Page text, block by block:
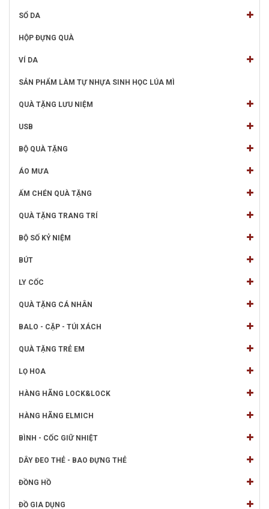
SỔ DA
HỘP ĐỰNG QUÀ
VÍ DA
SẢN PHẨM LÀM TỰ NHỰA SINH HỌC LÚA MÌ
QUÀ TẶNG LƯU NIỆM
USB
BỘ QUÀ TẶNG
ÁO MƯA
ẤM CHÉN QUÀ TẶNG
QUÀ TẶNG TRANG TRÍ
BỘ SỐ KỶ NIỆM
BÚT
LY CỐC
QUÀ TẶNG CÁ NHÂN
BALO - CẶP - TÚI XÁCH
QUÀ TẶNG TRẺ EM
LỌ HOA
HÀNG HÃNG LOCK&LOCK
HÀNG HÃNG ELMICH
BÌNH - CỐC GIỮ NHIỆT
DÂY ĐEO THẺ - BAO ĐỰNG THẺ
ĐỒNG HỒ
ĐỒ GIA DỤNG